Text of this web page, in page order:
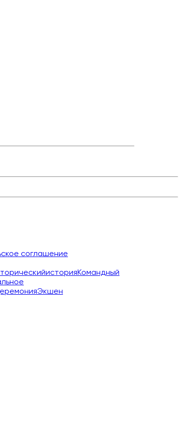
соглашение
историяКомандный
Экшен